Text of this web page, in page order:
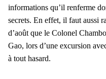
informations qu’il renferme
secrets. En effet, il faut aussi
d’août que le Colonel
Gao, lors d’une excursion
à tout hasard.